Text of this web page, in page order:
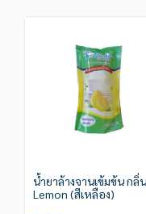
น้ำยาล้างจานเข้มข้น กลิ่น
Lemon (สีเหลือง)